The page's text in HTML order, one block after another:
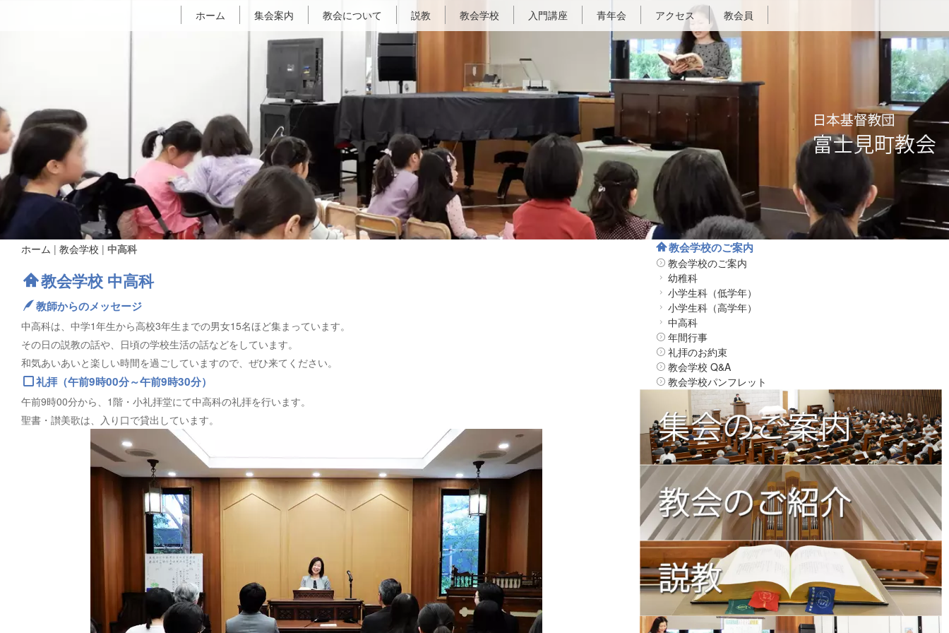
ホーム 集会案内 教会について 説教 教会学校 入門講座 青年会 アクセス 教会員
ホーム | 教会学校 | 中高科
教会学校 中高科
教師からのメッセージ
中高科は、中学1年生から高校3年生までの男女15名ほど集まっています。
その日の説教の話や、日頃の学校生活の話などをしています。
和気あいあいと楽しい時間を過ごしていますので、ぜひ来てください。
礼拝（午前9時00分～午前9時30分）
午前9時00分から、1階・小礼拝堂にて中高科の礼拝を行います。
聖書・讃美歌は、入り口で貸出しています。
教会学校のご案内
教会学校のご案内
幼稚科
小学生科（低学年）
小学生科（高学年）
中高科
年間行事
礼拝のお約束
教会学校 Q&A
教会学校パンフレット